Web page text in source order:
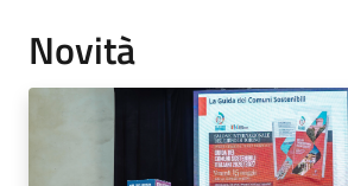
Novità